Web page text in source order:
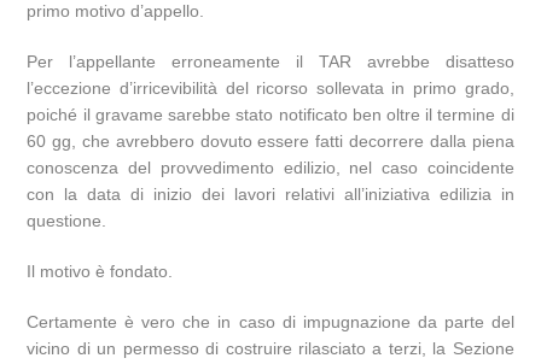
primo motivo d’appello.
Per l’appellante erroneamente il TAR avrebbe disatteso
l’eccezione d’irricevibilità del ricorso sollevata in primo grado,
poiché il gravame sarebbe stato notificato ben oltre il termine di
60 gg, che avrebbero dovuto essere fatti decorrere dalla piena
conoscenza del provvedimento edilizio, nel caso coincidente
con la data di inizio dei lavori relativi all’iniziativa edilizia in
questione.
Il motivo è fondato.
Certamente è vero che in caso di impugnazione da parte del
vicino di un permesso di costruire rilasciato a terzi, la Sezione